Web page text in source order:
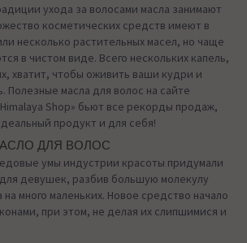
ухода за волосами масла занимают
косметических средств имеют в
несколько растительных масел, но чаще
в чистом виде. Всего нескольких капель,
хватит, чтобы оживить ваши кудри и
Полезные масла для волос на сайте
Shop» бьют все рекорды продаж,
продукт и для себя!
ДЛЯ ВОЛОС
умы индустрии красоты придумали
девушек, разбив большую молекулу
на много маленьких. Новое средство начало
при этом, не делая их слипшимися и